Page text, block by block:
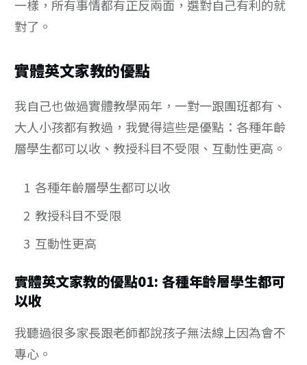
一樣，所有事情都有正反兩面，選對自己有利的就
對了。
實體英文家教的優點
我自己也做過實體教學兩年，一對一跟團班都有、
大人小孩都有教過，我覺得這些是優點：各種年齡
層學生都可以收、教授科目不受限、互動性更高。
1 各種年齡層學生都可以收
2 教授科目不受限
3 互動性更高
實體英文家教的優點01: 各種年齡層學生都可
以收
我聽過很多家長跟老師都說孩子無法線上因為會不
專心。